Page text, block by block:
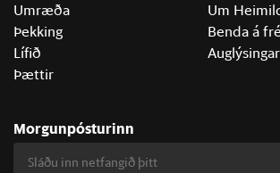
Umræða
Þekking
Lífið
Þættir
Um
Benda á
Auglýsingar
Morgunpósturinn